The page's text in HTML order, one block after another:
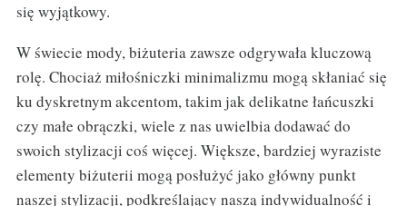
się wyjątkowy.
W świecie mody, biżuteria zawsze odgrywała kluczową
rolę. Chociaż miłośniczki minimalizmu mogą skłaniać się
ku dyskretnym akcentom, takim jak delikatne łańcuszki
czy małe obrączki, wiele z nas uwielbia dodawać do
swoich stylizacji coś więcej. Większe, bardziej wyraziste
elementy biżuterii mogą posłużyć jako główny punkt
naszej stylizacji, podkreślający naszą indywidualność i